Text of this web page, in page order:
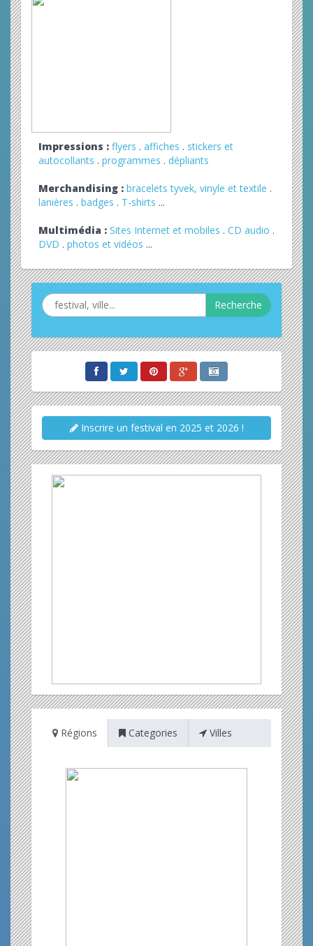
Impressions : flyers . affiches . stickers et
autocollants . programmes . dépliants
Merchandising : bracelets tyvek, vinyle et textile .
lanières . badges . T-shirts ...
Multimédia : Sites Internet et mobiles . CD audio .
DVD . photos et vidéos ...
Recherche
Inscrire un festival en 2025 et 2026 !
Régions Categories Villes